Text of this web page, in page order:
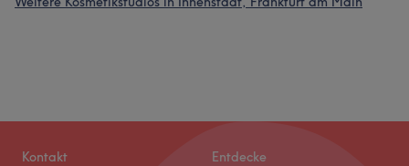
Kontakt Entdecke